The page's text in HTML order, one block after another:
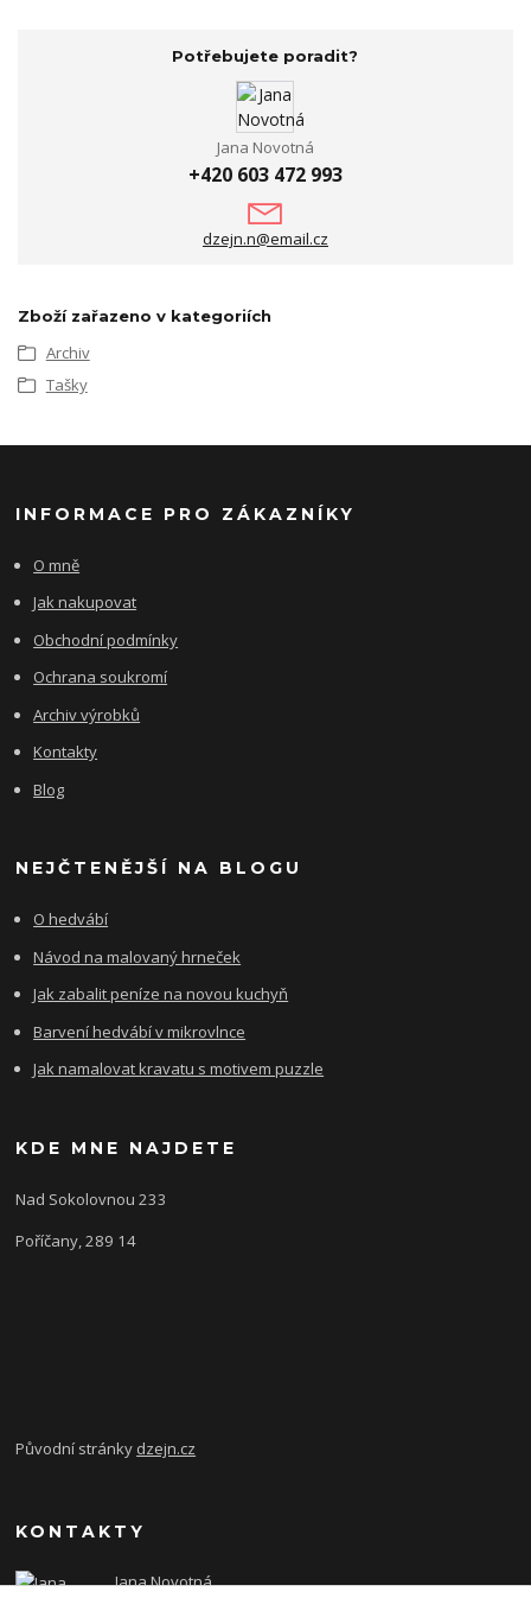
Potřebujete poradit?
Jana Novotná
+420 603 472 993
dzejn.n@email.cz
Zboží zařazeno v kategoriích
Archiv
Tašky
INFORMACE PRO ZÁKAZNÍKY
O mně
Jak nakupovat
Obchodní podmínky
Ochrana soukromí
Archiv výrobků
Kontakty
Blog
NEJČTENĚJŠÍ NA BLOGU
O hedvábí
Návod na malovaný hrneček
Jak zabalit peníze na novou kuchyň
Barvení hedvábí v mikrovlnce
Jak namalovat kravatu s motivem puzzle
KDE MNE NAJDETE
Nad Sokolovnou 233
Poříčany, 289 14
Původní stránky dzejn.cz
KONTAKTY
Jana Novotná